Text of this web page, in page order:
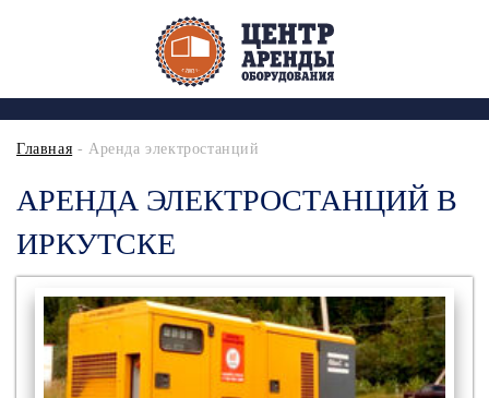
Главная - Аренда электростанций
АРЕНДА ЭЛЕКТРОСТАНЦИЙ В
ИРКУТСКЕ